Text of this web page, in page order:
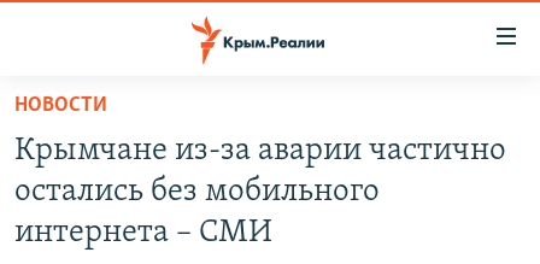
Вернуться
основному
содержанию
СПЕЦПРОЕКТЫ
НОВОСТИ
Крымчане из-за аварии частично
остались без мобильного
интернета – СМИ